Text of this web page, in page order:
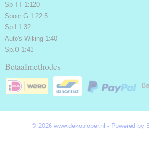
Sp TT 1:120
Spoor G 1:22.5
Sp I 1:32
Auto's Wiking 1:40
Sp.O 1:43
Betaalmethodes
© 2026 www.dekoploper.nl - Powered by